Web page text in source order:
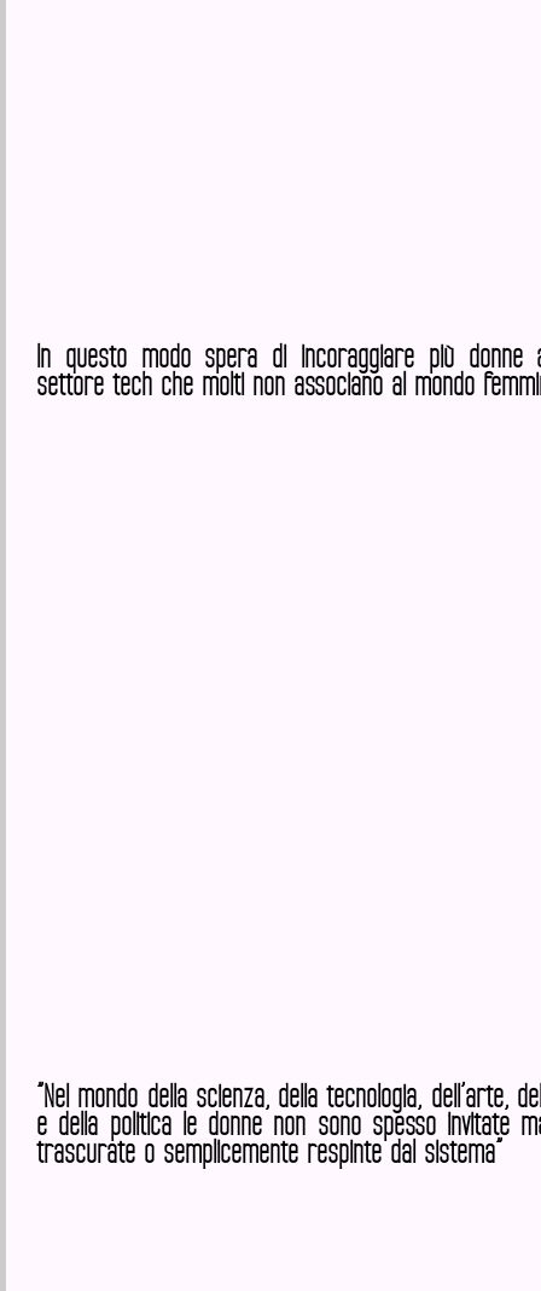
In questo modo spera di incoraggiare più
settore tech che molti non associano al mondo
”Nel mondo della scienza, della tecnologia, dell’arte,
e della politica le donne non sono spesso invitate
trascurate o semplicemente respinte dal sistema”